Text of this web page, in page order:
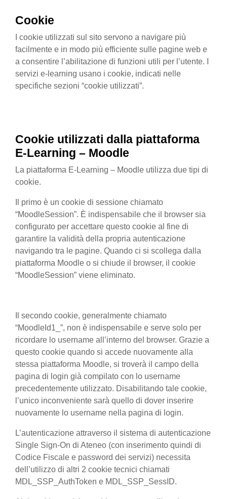
Cookie
I cookie utilizzati sul sito servono a navigare più
facilmente e in modo più efficiente sulle pagine web e
a consentire l’abilitazione di funzioni utili per l’utente. I
servizi e-learning usano i cookie, indicati nelle
specifiche sezioni “cookie utilizzati”.
Cookie utilizzati dalla piattaforma
E-Learning – Moodle
La piattaforma E-Learning – Moodle utilizza due tipi di
cookie.
Il primo è un cookie di sessione chiamato
“MoodleSession”. È indispensabile che il browser sia
configurato per accettare questo cookie al fine di
garantire la validità della propria autenticazione
navigando tra le pagine. Quando ci si scollega dalla
piattaforma Moodle o si chiude il browser, il cookie
“MoodleSession” viene eliminato.
Il secondo cookie, generalmente chiamato
“MoodleId1_”, non è indispensabile e serve solo per
ricordare lo username all’interno del browser. Grazie a
questo cookie quando si accede nuovamente alla
stessa piattaforma Moodle, si troverà il campo della
pagina di login già compilato con lo username
precedentemente utilizzato. Disabilitando tale cookie,
l’unico inconveniente sarà quello di dover inserire
nuovamente lo username nella pagina di login.
L’autenticazione attraverso il sistema di autenticazione
Single Sign-On di Ateneo (con inserimento quindi di
Codice Fiscale e password dei servizi) necessita
dell’utilizzo di altri 2 cookie tecnici chiamati
MDL_SSP_AuthToken e MDL_SSP_SessID.